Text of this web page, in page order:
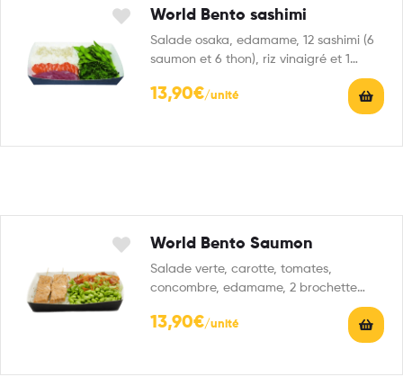
World Bento sashimi
Salade osaka, edamame, 12 sashimi (6
saumon et 6 thon), riz vinaigré et 1
13,90€
World Bento Saumon
Salade verte, carotte, tomates,
concombre, edamame, 2 brochette
saumon, riz vinaigré et 1 sauce au…
13,90€